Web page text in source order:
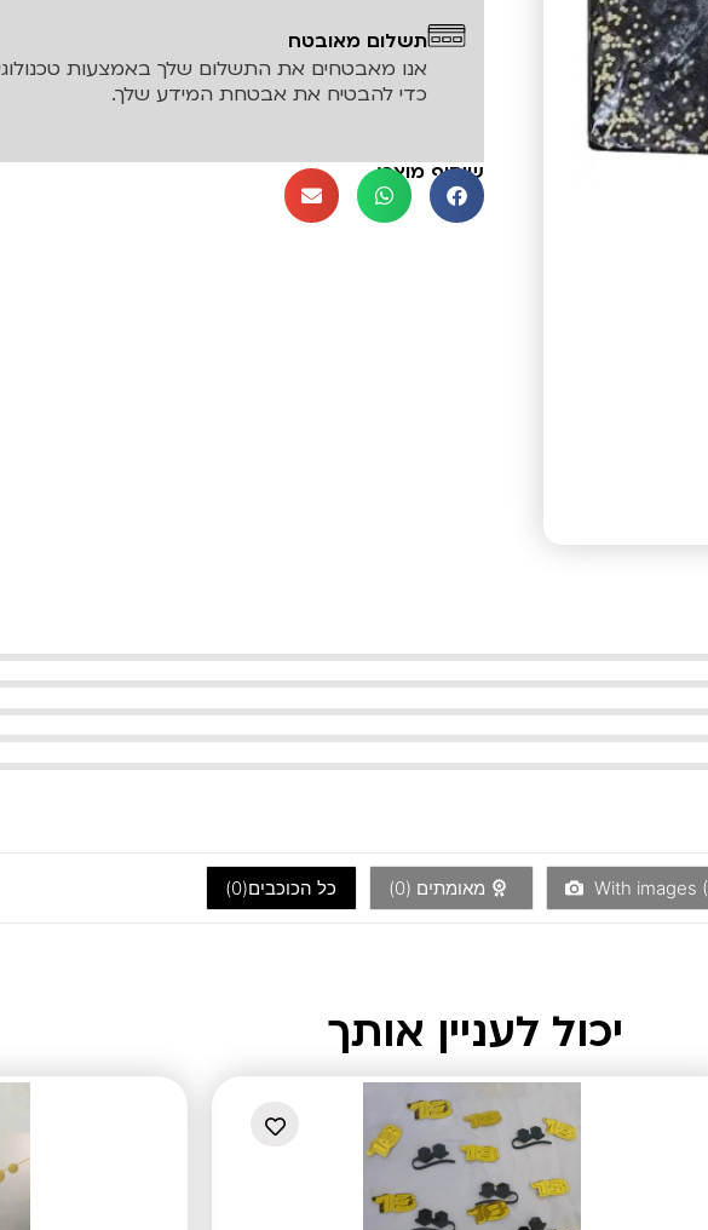
תשלום מאובטח
אנו מאבטחים את התשלום שלך באמצעות
כדי להבטיח את אבטחת המידע שלך.
שיתוף מוצר:
With images ( מאומתים (0
) כל הכוכבים(0
)
יכול לעניין אותך